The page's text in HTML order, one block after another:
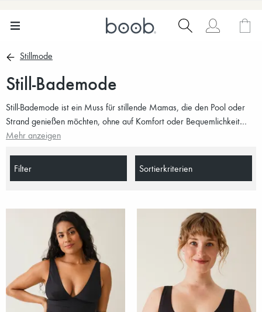
Stillmode
Still-Bademode
Still-Bademode ist ein Muss für stillende Mamas, die den Pool oder
Strand genießen möchten, ohne auf Komfort oder Bequemlichkeit
verzichten zu müssen. Genießen Sie Ihre Zeit in der Sonne mit Ihrem
Sonnenschutz!
Mehr anzeigen
Filter Sortierkriterien